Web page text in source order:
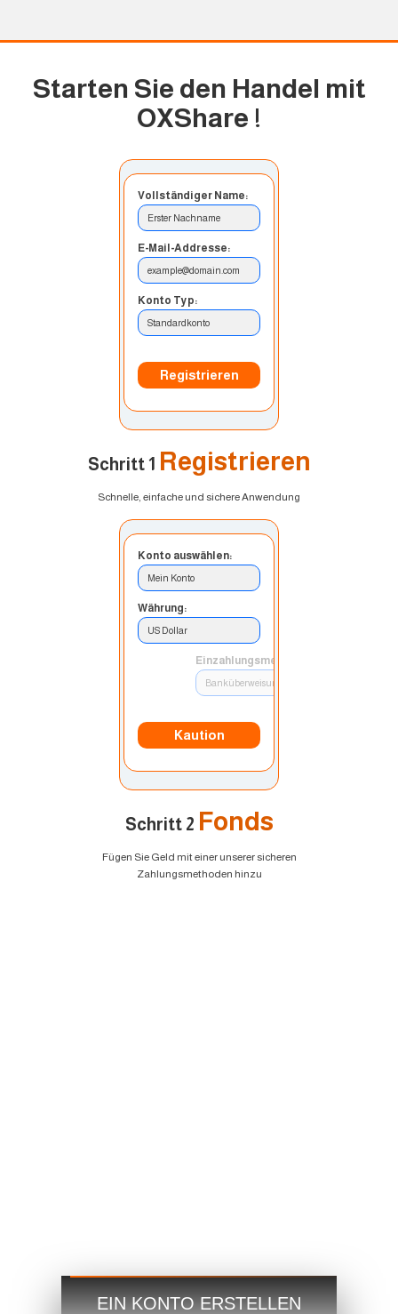
Starten Sie den Handel mit
OXShare !
Vollständiger Name:
Erster Nachname
E-Mail-Addresse:
example@domain.com
Konto Typ:
Standardkonto
Registrieren
Schritt 1 Registrieren
Schnelle, einfache und sichere Anwendung
Konto auswählen:
Mein Konto
Währung:
US Dollar
Einzahlungsmethode:
Banküberweisung
Kaution
Schritt 2 Fonds
Fügen Sie Geld mit einer unserer sicheren
Zahlungsmethoden hinzu
die globalen Märkte zu!
EIN KONTO ERSTELLEN